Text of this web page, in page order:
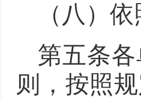
（八）
第五条
则，按照